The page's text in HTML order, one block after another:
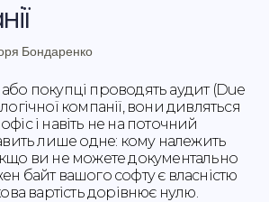
Бондаренко
покупці проводять аудит (Due
компанії, вони дивляться
і навіть не на поточний
лише одне: кому належить
ви не можете документально
байт вашого софту є власністю
вартість дорівнює нулю.